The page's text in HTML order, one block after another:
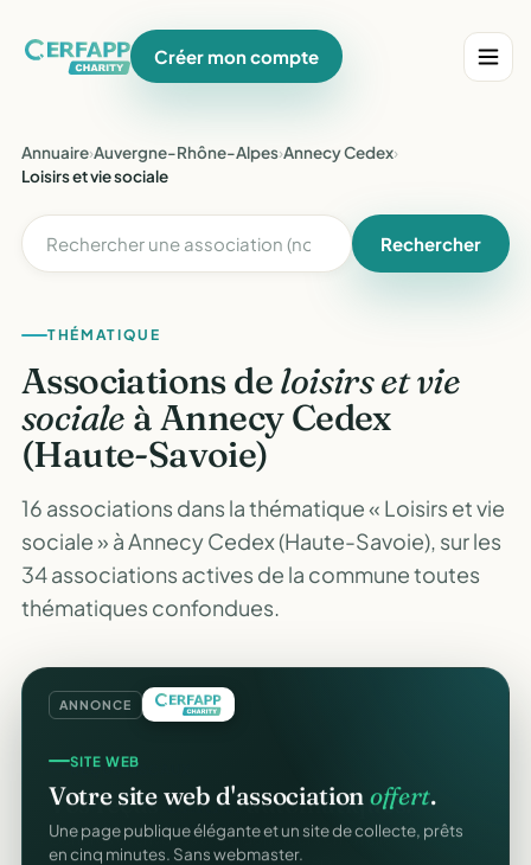
Créer mon compte
Annuaire›Auvergne-Rhône-Alpes›Annecy Cedex›
Loisirs et vie sociale
Rechercher
THÉMATIQUE
Associations deloisirs et vie
sociale à Annecy Cedex
(Haute-Savoie)
16 associations dans la thématique « Loisirs et vie
sociale » à Annecy Cedex (Haute-Savoie), sur les
34 associations actives de la commune toutes
thématiques confondues.
ANNONCE
SITE WEB
Votre site web d'association offert.
Une page publique élégante et un site de collecte, prêts
en cinq minutes. Sans webmaster.